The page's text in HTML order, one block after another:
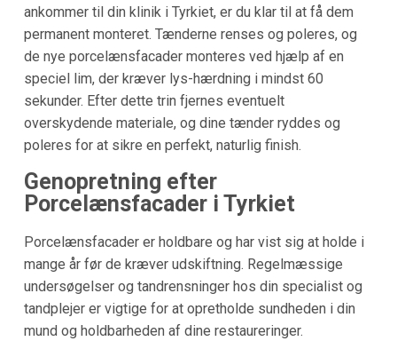
ankommer til din klinik i Tyrkiet, er du klar til at få dem
permanent monteret. Tænderne renses og poleres, og
de nye porcelænsfacader monteres ved hjælp af en
speciel lim, der kræver lys-hærdning i mindst 60
sekunder. Efter dette trin fjernes eventuelt
overskydende materiale, og dine tænder ryddes og
poleres for at sikre en perfekt, naturlig finish.
Genopretning efter
Porcelænsfacader i Tyrkiet
Porcelænsfacader er holdbare og har vist sig at holde i
mange år før de kræver udskiftning. Regelmæssige
undersøgelser og tandrensninger hos din specialist og
tandplejer er vigtige for at opretholde sundheden i din
mund og holdbarheden af dine restaureringer.